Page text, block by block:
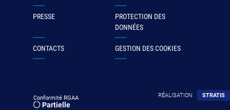
PRESSE
PROTECTION DES
DONNÉES
CONTACTS GESTION DES COOKIES
Conformité RGAA
Partielle
RÉALISATION STRATIS